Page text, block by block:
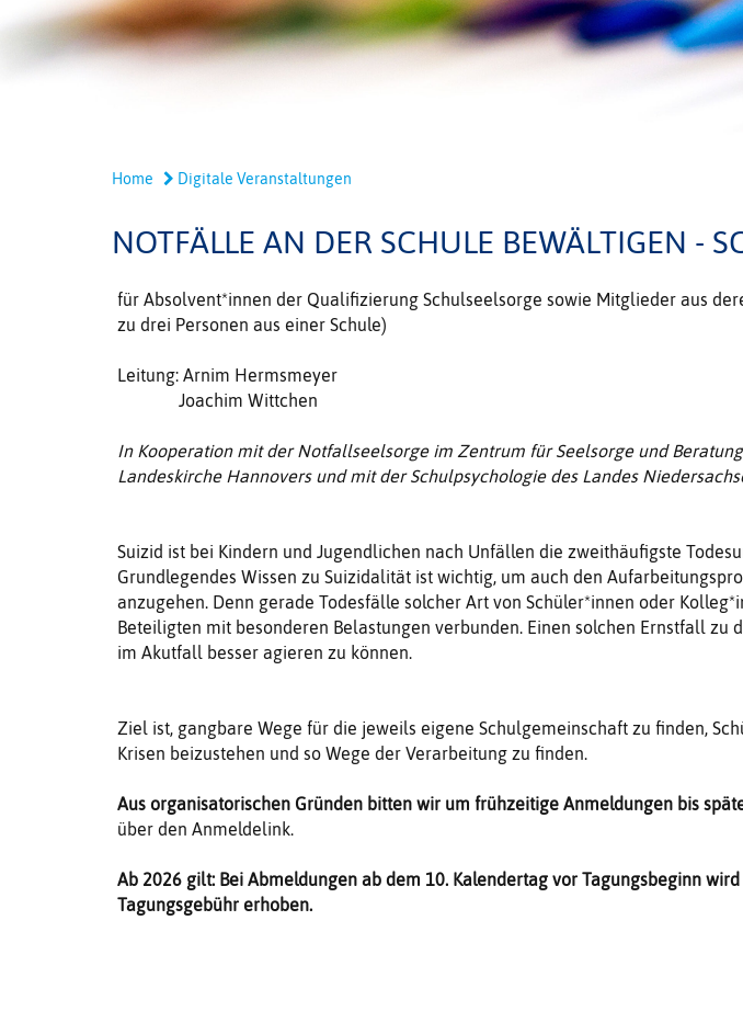
Home Digitale Veranstaltungen
NOTFÄLLE AN DER SCHULE BEWÄLTIGEN -
für Absolvent*innen der Qualifizierung Schulseelsorge sowie Mitglieder aus
zu drei Personen aus einer Schule)
Leitung: Arnim Hermsmeyer
Joachim Wittchen
In Kooperation mit der Notfallseelsorge im Zentrum für Seelsorge und
Landeskirche Hannovers und mit der Schulpsychologie des Landes
Suizid ist bei Kindern und Jugendlichen nach Unfällen die zweithäufigste
Grundlegendes Wissen zu Suizidalität ist wichtig, um auch den
anzugehen. Denn gerade Todesfälle solcher Art von Schüler*innen oder
Beteiligten mit besonderen Belastungen verbunden. Einen solchen Ernstfall zu
im Akutfall besser agieren zu können.
Ziel ist, gangbare Wege für die jeweils eigene Schulgemeinschaft zu finden,
Krisen beizustehen und so Wege der Verarbeitung zu finden.
Aus organisatorischen Gründen bitten wir um frühzeitige Anmeldungen bis
über den Anmeldelink.
Ab 2026 gilt: Bei Abmeldungen ab dem 10. Kalendertag vor Tagungsbeginn
Tagungsgebühr erhoben.